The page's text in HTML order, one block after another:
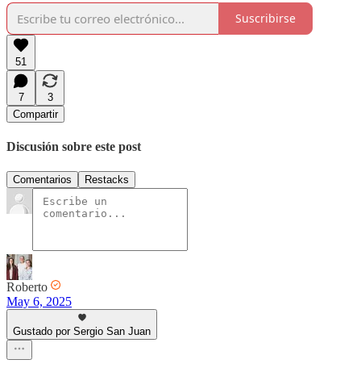
Suscribirse
51
7
3
Compartir
Discusión sobre este post
Comentarios Restacks
Roberto
May 6, 2025
Gustado por Sergio San Juan